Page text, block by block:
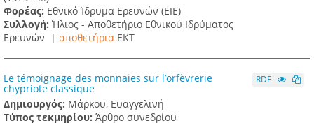
Φορέας: Εθνικό Ίδρυμα Ερευνών (ΕΙΕ)
Συλλογή:Ήλιος - Αποθετήριο Εθνικού Ιδρύματος
Ερευνών | αποθετήρια EKT
Le témoignage des monnaies sur l’orfèvrerie
chypriote classique
Δημιουργός: Μάρκου, Ευαγγελινή
Τύπος τεκμηρίου: Άρθρο συνεδρίου
RDF